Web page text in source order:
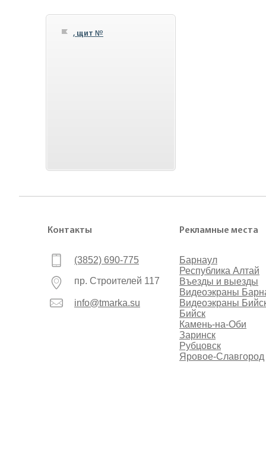
, щит №
Контакты
(3852) 690-775
пр. Строителей 117
info@tmarka.su
Рекламные места
Барнаул
Республика Алтай
Въезды и выезды
Видеоэкраны
Видеоэкраны
Бийск
Камень-на-Оби
Заринск
Рубцовск
Яровое-Славгород